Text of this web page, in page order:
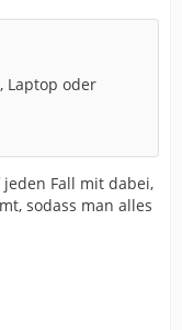
Laptop oder
Fall mit dabei,
sodass man alles